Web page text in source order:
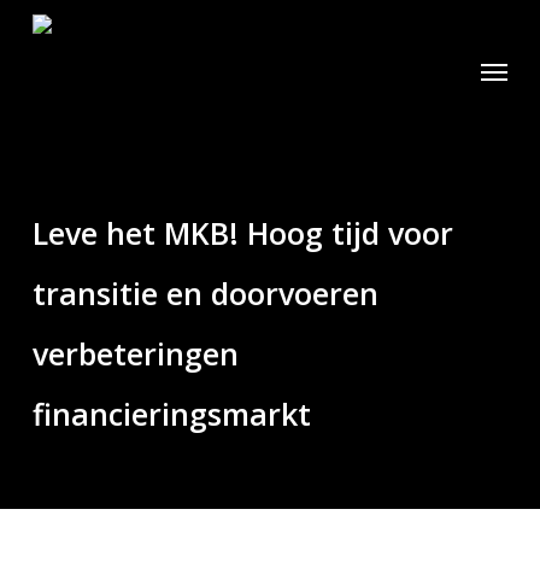
Menu
Leve het MKB! Hoog tijd voor
transitie en doorvoeren
verbeteringen
financieringsmarkt